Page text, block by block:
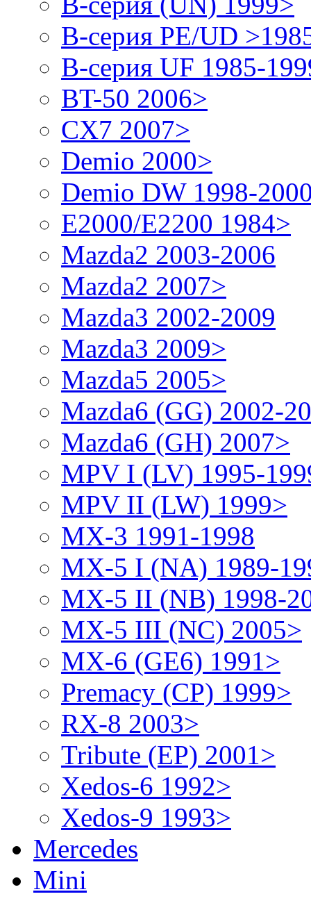
B-серия PE/UD
B-серия UF 1985-
BT-50 2006>
CX7 2007>
Demio 2000>
Demio DW 1998-
E2000/E2200 1984>
Mazda2 2003-2006
Mazda2 2007>
Mazda3 2002-2009
Mazda3 2009>
Mazda5 2005>
Mazda6 (GG) 2002-
Mazda6 (GH) 2007>
MPV I (LV) 1995-
MPV II (LW) 1999>
MX-3 1991-1998
MX-5 I (NA) 1989-
MX-5 II (NB) 1998-
MX-5 III (NC) 2005>
MX-6 (GE6) 1991>
Premacy (CP) 1999>
RX-8 2003>
Tribute (EP) 2001>
Xedos-6 1992>
Xedos-9 1993>
Mercedes
Mini